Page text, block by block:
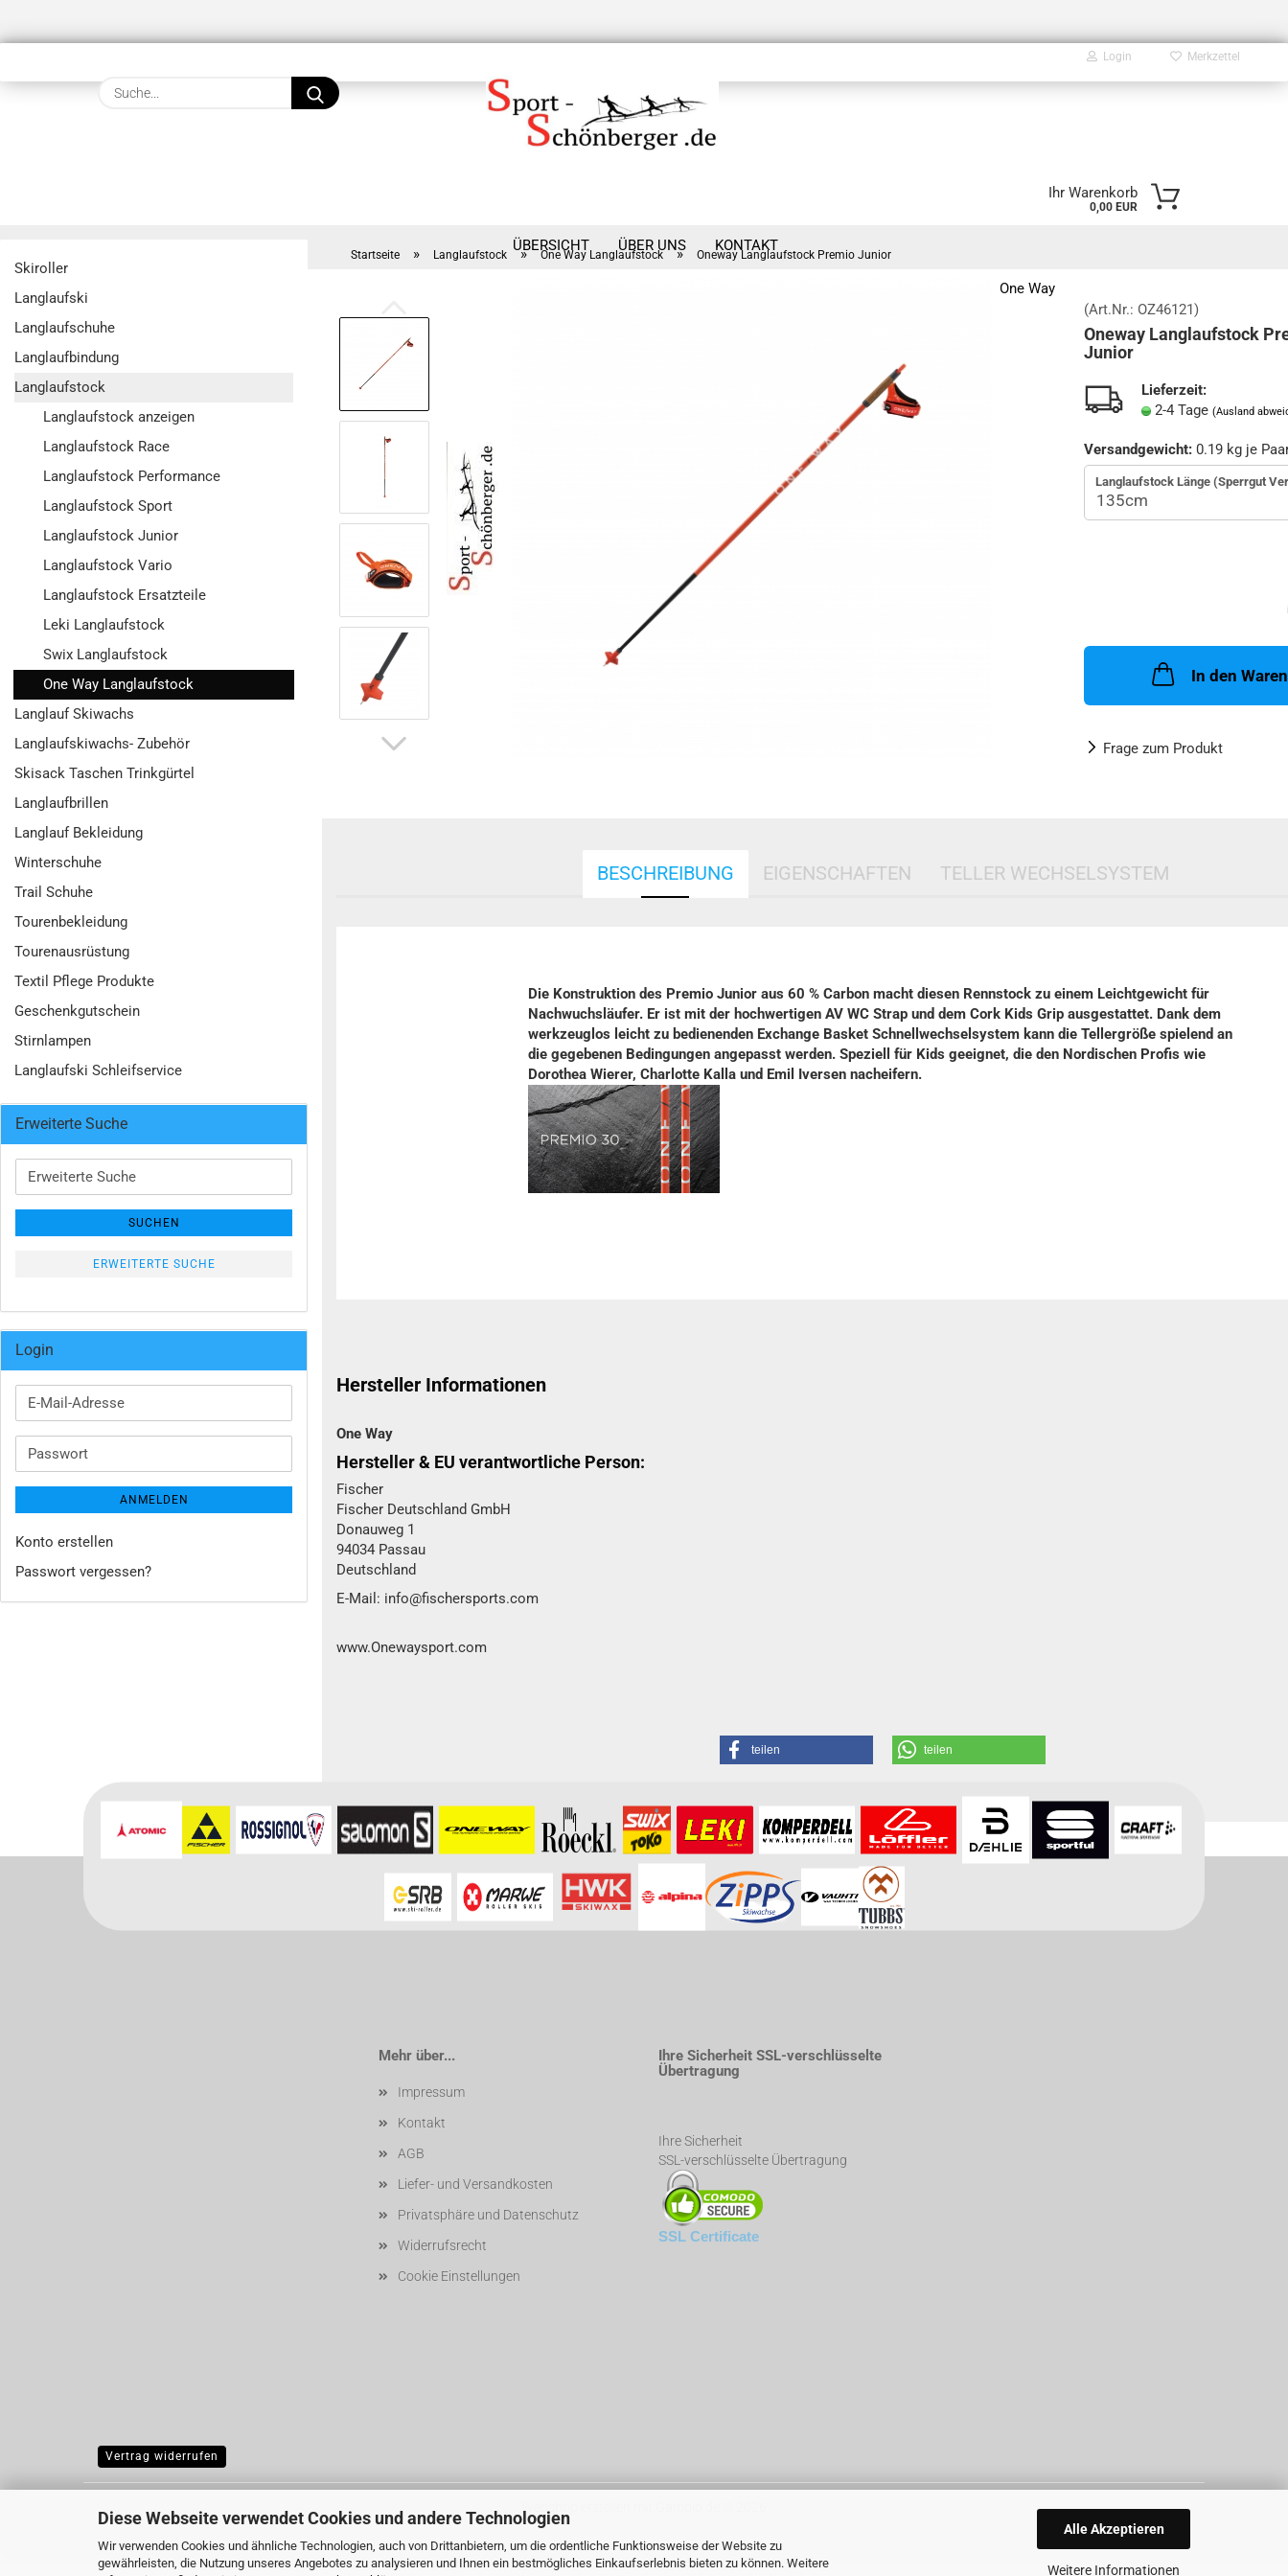
Diese Webseite verwendet Cookies und andere Technologien
Wir verwenden Cookies und ähnliche Technologien, auch von Drittanbietern, um die ordentliche Funktionsweise der Website zu
gewährleisten, die Nutzung unseres Angebotes zu analysieren und Ihnen ein bestmögliches Einkaufserlebnis bieten zu können. Weitere
Alle Akzeptieren
Weitere Informationen
Login
Passwort vergessen?
Merkzettel
Suche...
Ihr Warenkorb
0,00 EUR
ÜBERSICHT ÜBER UNS KONTAKT
Startseite » Langlaufstock » One Way Langlaufstock » Oneway Langlaufstock Premio Junior
One Way
(Art.Nr.: OZ46121)
Oneway Langlaufstock
Junior
Lieferzeit:
2-4 Tage (Ausland
Versandgewicht: 0.19 kg je
Langlaufstock Länge (Sperrgut
In den
Frage zum Produkt
BESCHREIBUNG EIGENSCHAFTEN TELLER WECHSELSYSTEM
Die Konstruktion des Premio Junior aus 60 % Carbon macht diesen Rennstock zu einem Leichtgewicht für
Nachwuchsläufer. Er ist mit der hochwertigen AV WC Strap und dem Cork Kids Grip ausgestattet. Dank dem
werkzeuglos leicht zu bedienenden Exchange Basket Schnellwechselsystem kann die Tellergröße spielend an
die gegebenen Bedingungen angepasst werden. Speziell für Kids geeignet, die den Nordischen Profis wie
Dorothea Wierer, Charlotte Kalla und Emil Iversen nacheifern.
Hersteller Informationen
One Way
Hersteller & EU verantwortliche Person:
Fischer
Fischer Deutschland GmbH
Donauweg 1
94034 Passau
Deutschland
E-Mail: info@fischersports.com
www.Onewaysport.com
teilen teilen
Für weitere Informationen besuchen Sie bitte dieHomepagezu diesem Artikel.
Skiroller
Langlaufski
Langlaufschuhe
Langlaufbindung
Langlaufstock
Langlaufstock anzeigen
Langlaufstock Race
Langlaufstock Performance
Langlaufstock Sport
Langlaufstock Junior
Langlaufstock Vario
Langlaufstock Ersatzteile
Leki Langlaufstock
Swix Langlaufstock
One Way Langlaufstock
Langlauf Skiwachs
Langlaufskiwachs- Zubehör
Skisack Taschen Trinkgürtel
Langlaufbrillen
Langlauf Bekleidung
Winterschuhe
Trail Schuhe
Tourenbekleidung
Tourenausrüstung
Textil Pflege Produkte
Geschenkgutschein
Stirnlampen
Langlaufski Schleifservice
Erweiterte Suche
Erweiterte
Suche
SUCHEN
ERWEITERTE SUCHE
Login
E-
Mail-
Passwort
ANMELDEN
Konto erstellen
Passwort vergessen?
Mehr über...
Impressum
Kontakt
AGB
Liefer- und Versandkosten
Privatsphäre und Datenschutz
Widerrufsrecht
Cookie Einstellungen
Ihre Sicherheit SSL-verschlüsselte
Übertragung
Ihre Sicherheit
SSL-verschlüsselte Übertragung
SSL Certificate
Vertrag widerrufen